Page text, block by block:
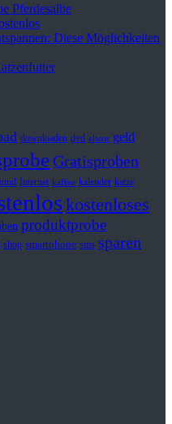
Pferdesalbe
Diese Möglichkeiten
downloaden dvd eltern geld
Gratisproben
Internet kaffee kalender katze
kostenloses
produktprobe
shop smartphone sms sparen